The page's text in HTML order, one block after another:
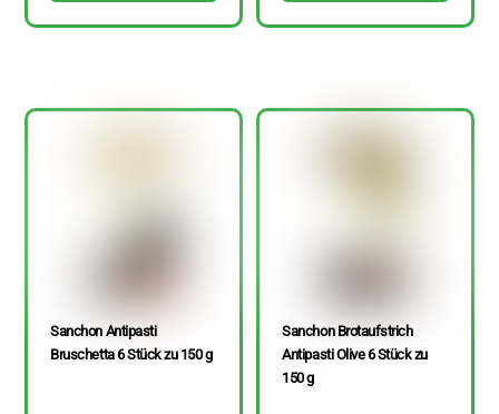
Sanchon Antipasti
Bruschetta 6 Stück zu 150 g
Sanchon Brotaufstrich
Antipasti Olive 6 Stück zu
150 g